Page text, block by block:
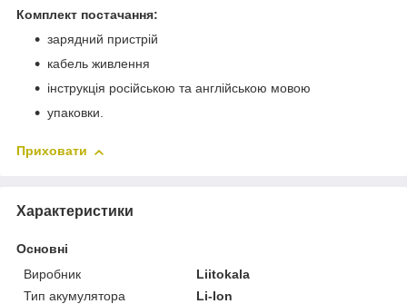
Комплект постачання:
зарядний пристрій
кабель живлення
інструкція російською та англійською мовою
упаковки.
Приховати
Характеристики
Основні
Виробник
Liitokala
Тип акумулятора
Li-Ion